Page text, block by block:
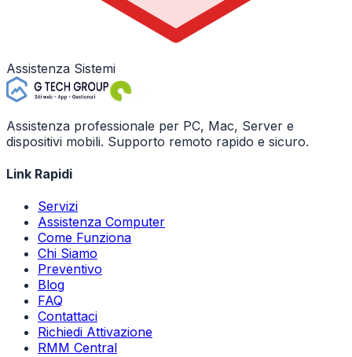
Assistenza Sistemi
Assistenza professionale per PC, Mac, Server e
dispositivi mobili. Supporto remoto rapido e sicuro.
Link Rapidi
Servizi
Assistenza Computer
Come Funziona
Chi Siamo
Preventivo
Blog
FAQ
Contattaci
Richiedi Attivazione
RMM Central